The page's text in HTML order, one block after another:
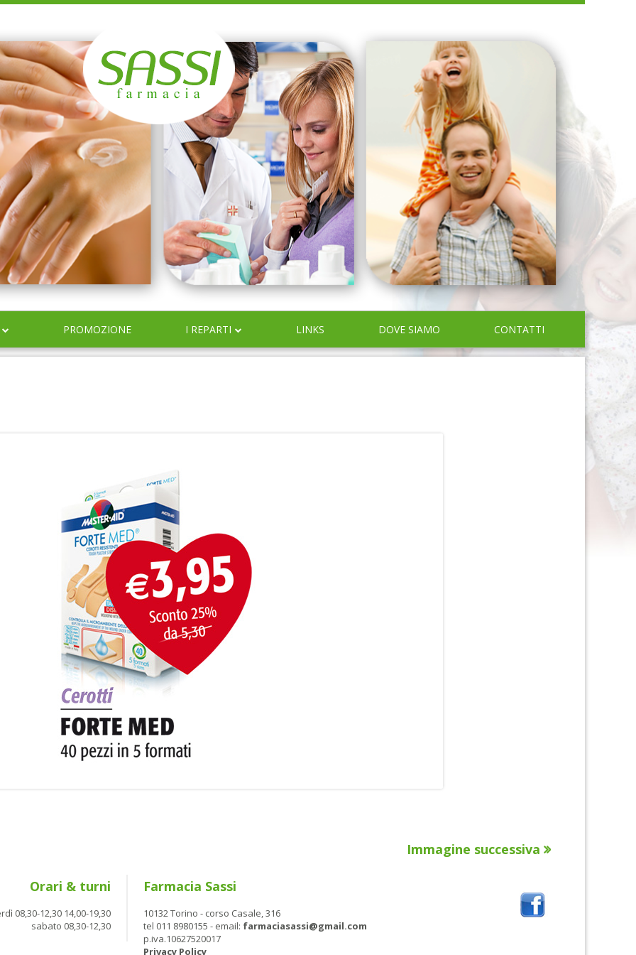
PROMOZIONE I REPARTI LINKS DOVE SIAMO CONTATTI
Immagine successiva
Orari & turni
08,30-12,30 14,00-19,30
sabato 08,30-12,30
Farmacia Sassi
10132 Torino - corso Casale, 316
tel 011 8980155 - email: farmaciasassi@gmail.com
p.iva.10627520017
Privacy Policy